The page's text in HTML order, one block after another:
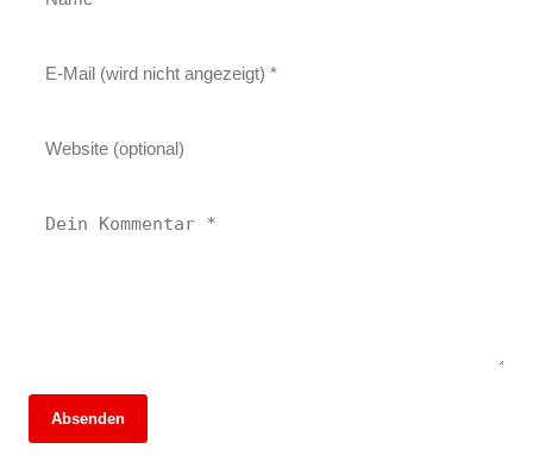
Absenden
13. Juni 2026